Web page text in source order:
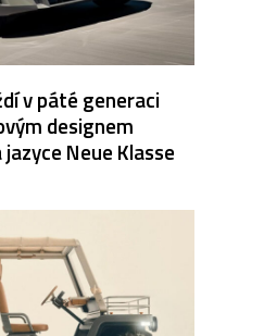
v páté generaci
designem
Neue Klasse